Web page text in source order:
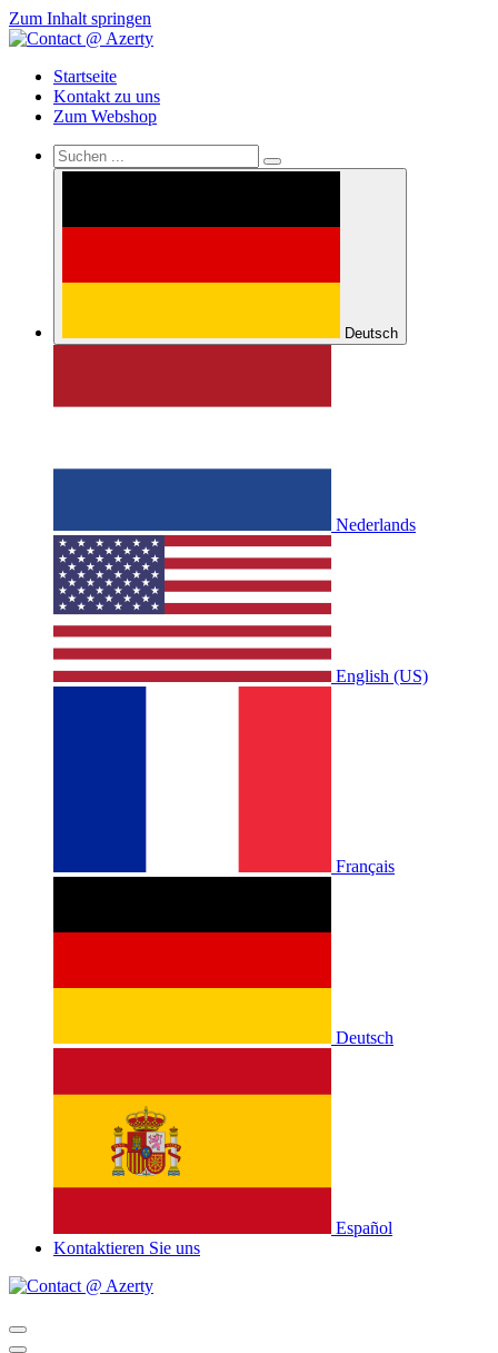
Zum Inhalt springen
Startseite
Kontakt zu uns
Zum Webshop
Deutsch
Nederlands
English (US)
Français
Deutsch
Español
Kontaktieren Sie uns